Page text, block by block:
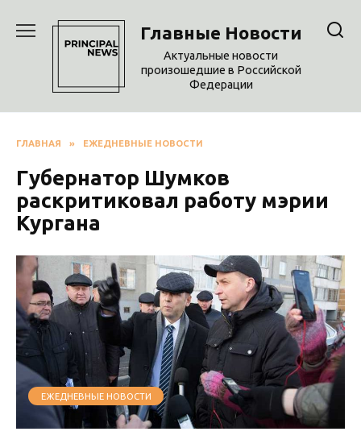
содержанию
Главные Новости
Актуальные новости
произошедшие в Российской
Федерации
ГЛАВНАЯ » ЕЖЕДНЕВНЫЕ НОВОСТИ
Губернатор Шумков
раскритиковал работу мэрии
Кургана
ЕЖЕДНЕВНЫЕ НОВОСТИ